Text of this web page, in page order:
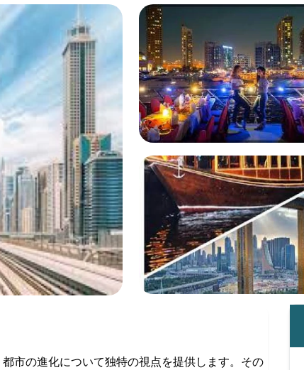
市の進化について独特の視点を提供します。その